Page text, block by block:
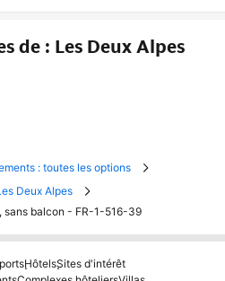
de : Les Deux Alpes
: toutes les options
Deux Alpes
sans balcon - FR-1-516-39
HôtelsSites d'intérêt